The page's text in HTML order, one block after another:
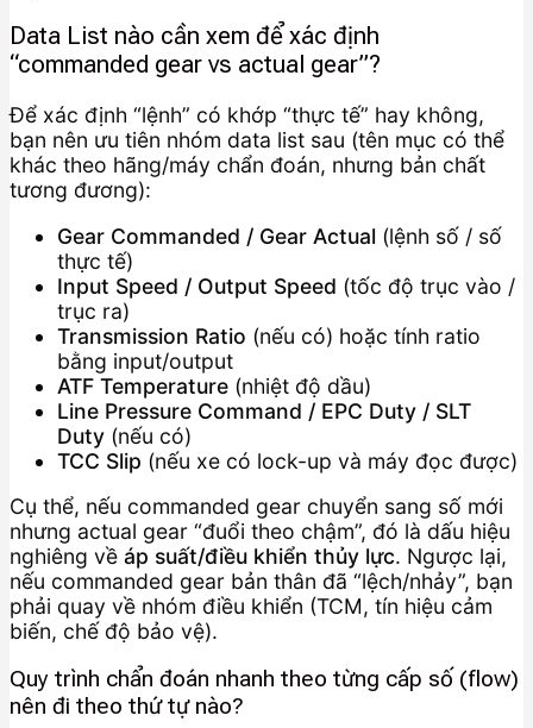
Data List nào cần xem để xác định
“commanded gear vs actual gear”?
Để xác định “lệnh” có khớp “thực tế” hay không,
bạn nên ưu tiên nhóm data list sau (tên mục có thể
khác theo hãng/máy chẩn đoán, nhưng bản chất
tương đương):
Gear Commanded / Gear Actual (lệnh số / số
thực tế)
Input Speed / Output Speed (tốc độ trục vào /
trục ra)
Transmission Ratio (nếu có) hoặc tính ratio
bằng input/output
ATF Temperature (nhiệt độ dầu)
Line Pressure Command / EPC Duty / SLT
Duty (nếu có)
TCC Slip (nếu xe có lock-up và máy đọc được)
Cụ thể, nếu commanded gear chuyển sang số mới
nhưng actual gear “đuổi theo chậm”, đó là dấu hiệu
nghiêng về áp suất/điều khiển thủy lực. Ngược lại,
nếu commanded gear bản thân đã “lệch/nhảy”, bạn
phải quay về nhóm điều khiển (TCM, tín hiệu cảm
biến, chế độ bảo vệ).
Quy trình chẩn đoán nhanh theo từng cấp số (flow)
nên đi theo thứ tự nào?